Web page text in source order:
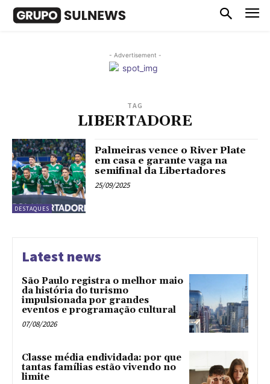
- Advertisement -
TAG
LIBERTADORE
DESTAQUES
Palmeiras vence o River Plate
em casa e garante vaga na
semifinal da Libertadores
25/09/2025
Latest news
São Paulo registra o melhor maio
da história do turismo
impulsionada por grandes
eventos e programação cultural
07/08/2026
Classe média endividada: por que
tantas famílias estão vivendo no
limite